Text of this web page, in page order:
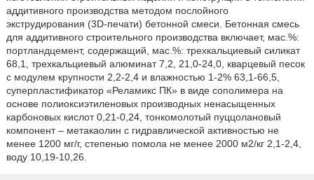
аддитивного производства методом послойного
экструдирования (3D-печати) бетонной смеси. Бетонная смесь
для аддитивного строительного производства включает, мас.%:
портландцемент, содержащий, мас.%: трехкальциевый силикат
68,1, трехкальциевый алюминат 7,2, 21,0-24,0, кварцевый песок
с модулем крупности 2,2-2,4 и влажностью 1-2% 63,1-66,5,
суперпластификатор «Реламикс ПК» в виде сополимера на
основе полиоксиэтиленовых производных ненасыщенных
карбоновых кислот 0,21-0,24, тонкомолотый пуццолановый
компонент – метакаолин с гидравлической активностью не
менее 1200 мг/г, степенью помола не менее 2000 м2/кг 2,1-2,4,
воду 10,19-10,26.